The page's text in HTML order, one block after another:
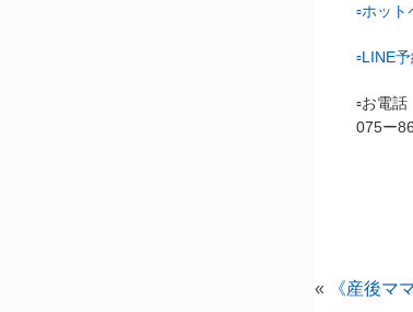
▫︎ホッ
▫︎LINE
▫︎お電話
075ー
«
《産後マ